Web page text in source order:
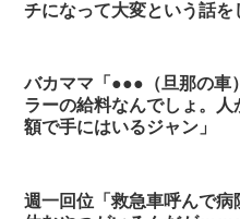
チになって大変という話を
バカママ「●●●（旦那の車
ラーの給料なんでしょ。
額で手にはいるジャン」
週一回位「救急車呼んで